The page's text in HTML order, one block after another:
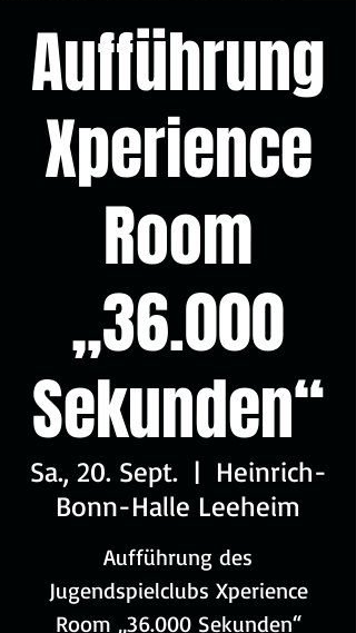
Aufführung
Xperience
Room
„36.000
Sekunden“
Sa., 20. Sept.
  |
Heinrich-
Bonn-Halle Leeheim
Aufführung des
Jugendspielclubs Xperience
Room „36.000 Sekunden“